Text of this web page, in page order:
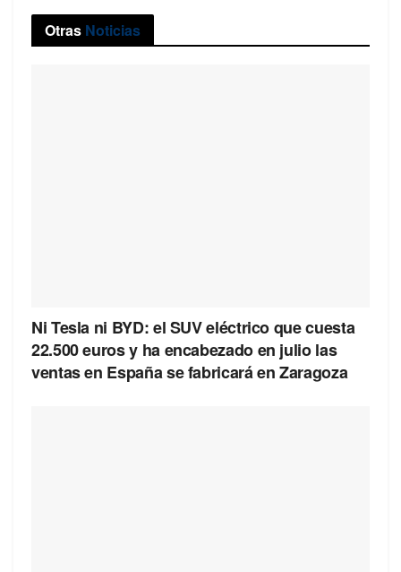
Otras Noticias
Ni Tesla ni BYD: el SUV eléctrico que cuesta
22.500 euros y ha encabezado en julio las
ventas en España se fabricará en Zaragoza